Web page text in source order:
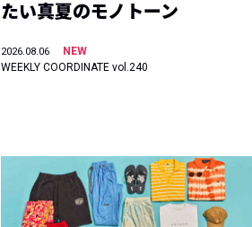
たい真夏のモノトーン
2026.08.06
NEW
WEEKLY COORDINATE vol.240